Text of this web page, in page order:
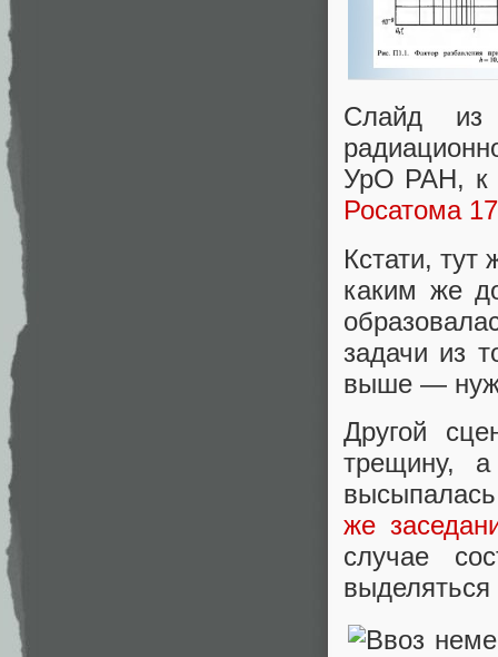
Слайд
УрО РАН, к
Росатома
Кстати,
каким же
задачи из
выше —
Другой
трещину,
же
случае